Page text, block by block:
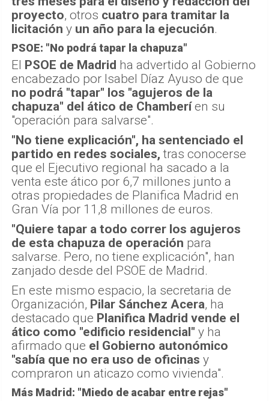
proyecto, otros cuatro para tramitar la
licitación y un año para la ejecución.
PSOE: "No podrá tapar la chapuza"
El PSOE de Madrid ha advertido al Gobierno
encabezado por Isabel Díaz Ayuso de que
no podrá "tapar" los "agujeros de la
chapuza" del ático de Chamberíen su
"operación para salvarse".
"No tiene explicación", ha sentenciado el
partido en redes sociales, tras conocerse
que el Ejecutivo regional ha sacado a la
venta este ático por 6,7 millones junto a
otras propiedades de Planifica Madrid en
Gran Vía por 11,8 millones de euros.
"Quiere tapar a todo correr los agujeros
de esta chapuza de operación para
salvarse. Pero, no tiene explicación", han
zanjado desde del PSOE de Madrid.
En este mismo espacio, la secretaria de
Organización, Pilar Sánchez Acera, ha
destacado que Planifica Madrid vende el
ático como "edificio residencial" y ha
afirmado que el Gobierno autonómico
"sabía que no era uso de oficinas y
compraron un aticazo como vivienda".
Más Madrid: "Miedo de acabar entre rejas"